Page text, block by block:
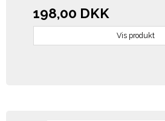
198,00 DKK
Vis produkt